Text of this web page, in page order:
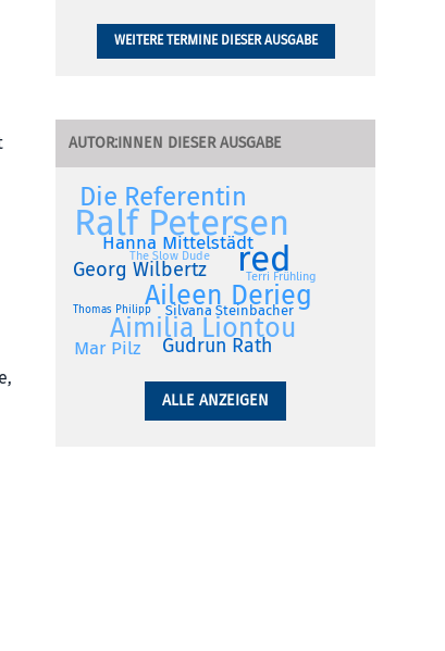
WEITERE TERMINE DIESER AUSGABE
AUTOR:INNEN DIESER AUSGABE
Ralf Petersen
red
Aileen Derieg
Aimilia Liontou
Die Referentin
Georg Wilbertz
Gudrun Rath
Hanna Mittelstädt
Mar Pilz
Silvana Steinbacher
Terri Frühling
The Slow Dude
Thomas Philipp
ALLE ANZEIGEN